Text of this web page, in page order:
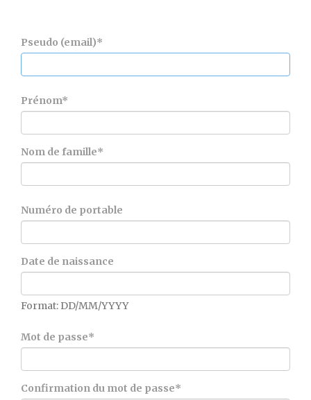
Pseudo (email)*
Prénom*
Nom de famille*
Numéro de portable
Date de naissance
Format: DD/MM/YYYY
Mot de passe*
Confirmation du mot de passe*